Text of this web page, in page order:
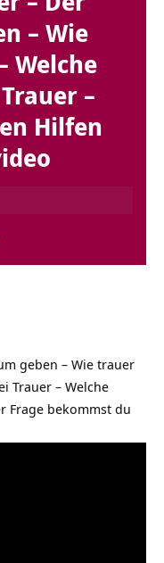
– Wie
Welche
–
Hilfen
geben – Wie trauer
Trauer – Welche
Frage bekommst du